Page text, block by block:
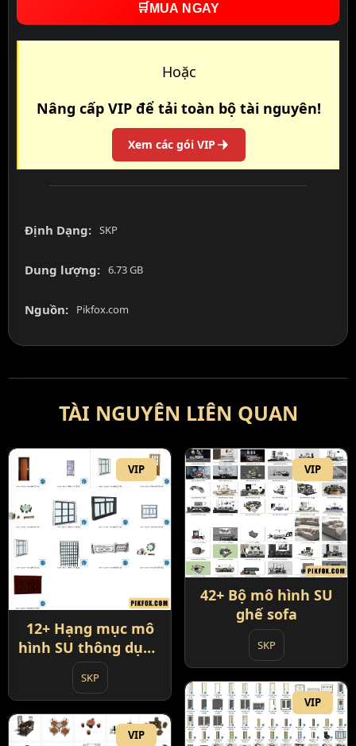
🛒 MUA NGAY
Hoặc
Nâng cấp VIP để tải toàn bộ tài nguyên!
Xem các gói VIP
Định Dạng: SKP
Dung lượng: 6.73 GB
Nguồn: Pikfox.com
TÀI NGUYÊN LIÊN QUAN
VIP
12+ Hạng mục mô
hình SU thông dụng
cửa - cửa sổ - bàn
ghế
SKP
VIP
42+ Bộ mô hình SU
ghế sofa
SKP
VIP
VIP